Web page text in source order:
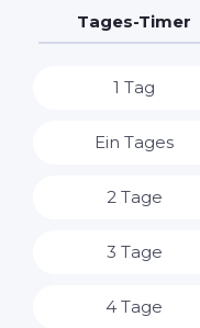
Tages-Timer
1 Tag
Ein Tages
2 Tage
3 Tage
4 Tage